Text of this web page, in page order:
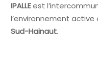
IPALLEest
l’environnement
Sud-Hainaut.